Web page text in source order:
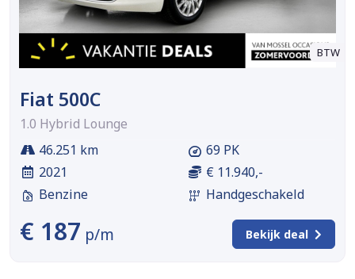
BTW
Fiat 500C
1.0 Hybrid Lounge
46.251 km
2021
Benzine
69 PK
€ 11.940,-
Handgeschakeld
€ 187 p/m Bekijk deal